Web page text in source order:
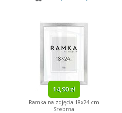
14,90 zł
Ramka na zdjęcia 18x24 cm
Srebrna